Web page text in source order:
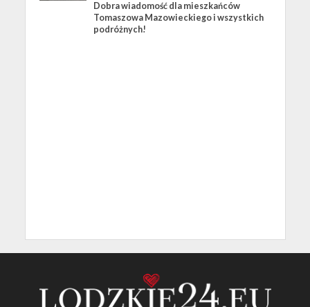
Dobra wiadomość dla mieszkańców
Tomaszowa Mazowieckiego i wszystkich
podróżnych!